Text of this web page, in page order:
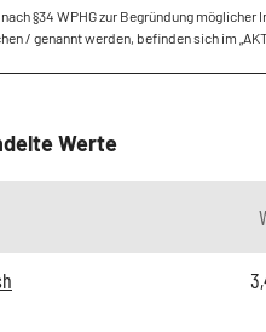
§34 WPHG zur Begründung
/ genannt werden, befinden sich im
Werte